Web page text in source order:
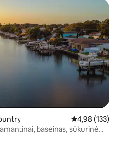
Vidutinis
4,98 (133)
baseinas, sūkurinė